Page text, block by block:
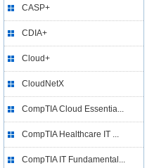
CASP+
CDIA+
Cloud+
CloudNetX
CompTIA Cloud Essentia...
CompTIA Healthcare IT ...
CompTIA IT Fundamental...